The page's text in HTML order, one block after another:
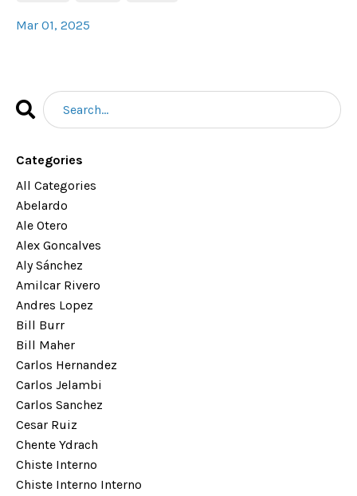
Mar 01, 2025
Categories
All Categories
Abelardo
Ale Otero
Alex Goncalves
Aly Sánchez
Amilcar Rivero
Andres Lopez
Bill Burr
Bill Maher
Carlos Hernandez
Carlos Jelambi
Carlos Sanchez
Cesar Ruiz
Chente Ydrach
Chiste Interno
Chiste Interno Interno